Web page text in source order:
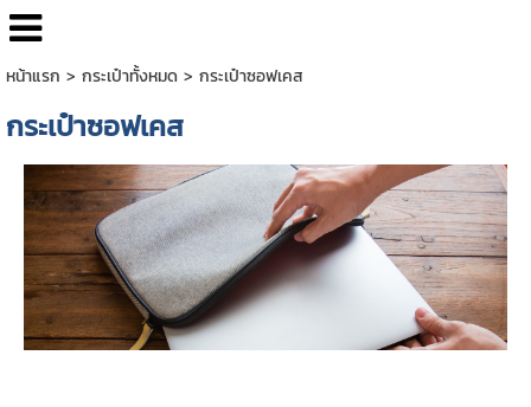
หน้าแรก > กระเป๋าทั้งหมด > กระเป๋าซอฟเคส
กระเป๋าซอฟเคส